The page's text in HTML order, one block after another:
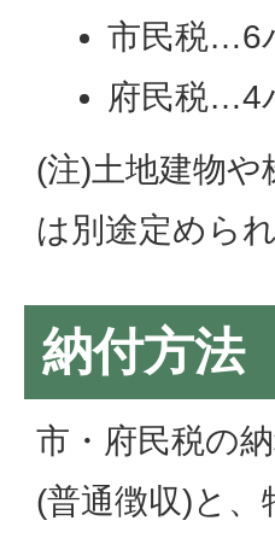
市民税…6
府民税…4
(注)土地建物
は別途定めら
納付方法
市・府民税の
(普通徴収)と